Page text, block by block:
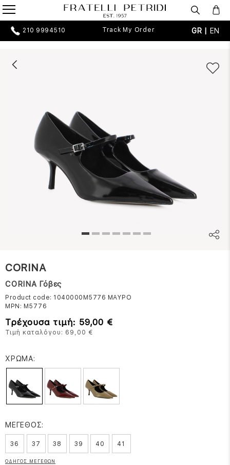
210 9994510 Track My Order GR | EN
CORINA
CORINA Γόβες
Product code: 1040000M5776 ΜΑΥΡΟ
MPN: M5776
Τρέχουσα τιμή: 59,00 €
Τιμή καταλόγου: 69,00 €
ΧΡΩΜΑ:
ΜΕΓΕΘΟΣ:
36 37 38 39 40 41
ΟΔΗΓΟΣ ΜΕΓΕΘΩΝ